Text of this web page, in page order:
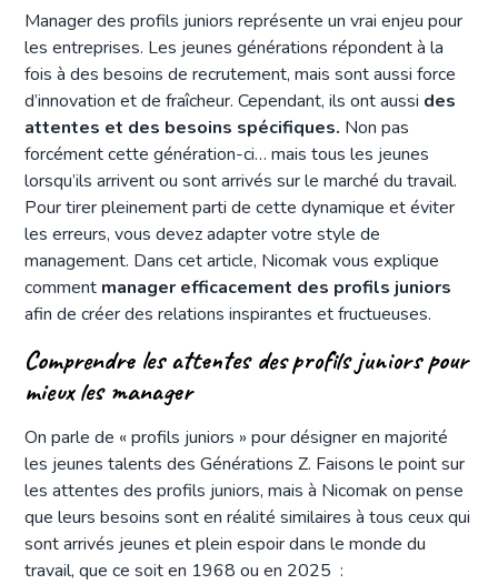
Manager des profils juniors représente un vrai enjeu pour
les entreprises. Les jeunes générations répondent à la
fois à des besoins de recrutement, mais sont aussi force
d’innovation et de fraîcheur. Cependant, ils ont aussi des
attentes et des besoins spécifiques. Non pas
forcément cette génération-ci… mais tous les jeunes
lorsqu’ils arrivent ou sont arrivés sur le marché du travail.
Pour tirer pleinement parti de cette dynamique et éviter
les erreurs, vous devez adapter votre style de
management. Dans cet article, Nicomak vous explique
comment manager efficacement des profils juniors
afin de créer des relations inspirantes et fructueuses.
Comprendre les attentes des profils juniors pour
mieux les manager
On parle de « profils juniors » pour désigner en majorité
les jeunes talents des Générations Z. Faisons le point sur
les attentes des profils juniors, mais à Nicomak on pense
que leurs besoins sont en réalité similaires à tous ceux qui
sont arrivés jeunes et plein espoir dans le monde du
travail, que ce soit en 1968 ou en 2025 :